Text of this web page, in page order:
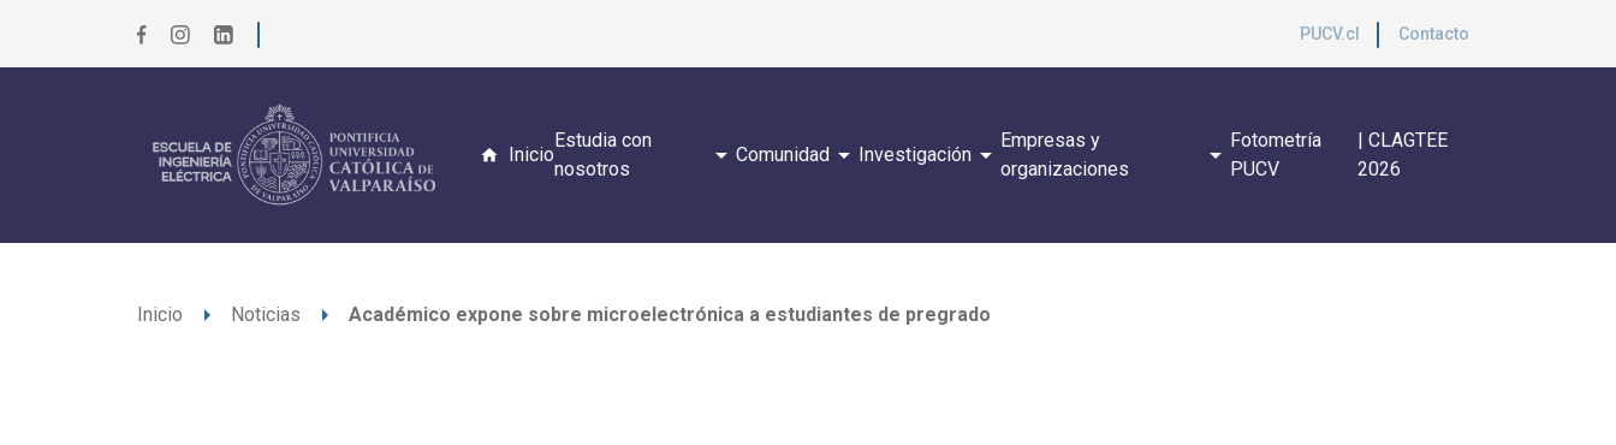
PUCV.cl Contacto
Inicio
Estudia con
nosotros
arrow_drop_down Comunidadarrow_drop_down Investigaciónarrow_drop_down
Empresas y
organizaciones
arrow_drop_down
Fotometría
PUCV
| CLAGTEE
2026
Inicio arrow_right Noticias arrow_right Académico expone sobre microelectrónica a estudiantes de pregrado